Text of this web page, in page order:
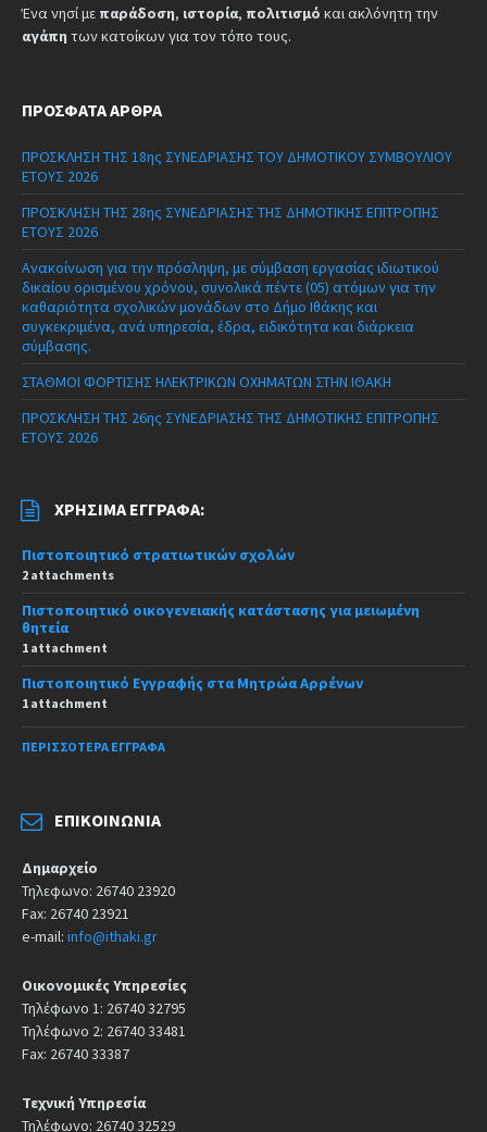
Ένα νησί με παράδοση, ιστορία, πολιτισμό και ακλόνητη την
αγάπη των κατοίκων για τον τόπο τους.
ΠΡΌΣΦΑΤΑ ΆΡΘΡΑ
ΠΡΟΣΚΛΗΣΗ ΤΗΣ 18ης ΣΥΝΕΔΡΙΑΣΗΣ ΤΟΥ ΔΗΜΟΤΙΚΟΥ ΣΥΜΒΟΥΛΙΟΥ
ΕΤΟΥΣ 2026
ΠΡΟΣΚΛΗΣΗ ΤΗΣ 28ης ΣΥΝΕΔΡΙΑΣΗΣ ΤΗΣ ΔΗΜΟΤΙΚΗΣ ΕΠΙΤΡΟΠΗΣ
ΕΤΟΥΣ 2026
Ανακοίνωση για την πρόσληψη, με σύμβαση εργασίας ιδιωτικού
δικαίου ορισμένου χρόνου, συνολικά πέντε (05) ατόμων για την
καθαριότητα σχολικών μονάδων στο Δήμο Ιθάκης και
συγκεκριμένα, ανά υπηρεσία, έδρα, ειδικότητα και διάρκεια
σύμβασης.
ΣΤΑΘΜΟΙ ΦΟΡΤΙΣΗΣ ΗΛΕΚΤΡΙΚΩΝ ΟΧΗΜΑΤΩΝ ΣΤΗΝ ΙΘΑΚΗ
ΠΡΟΣΚΛΗΣΗ ΤΗΣ 26ης ΣΥΝΕΔΡΙΑΣΗΣ ΤΗΣ ΔΗΜΟΤΙΚΗΣ ΕΠΙΤΡΟΠΗΣ
ΕΤΟΥΣ 2026
ΧΡΉΣΙΜΑ ΈΓΓΡΑΦΑ:
Πιστοποιητικό στρατιωτικών σχολών
2 attachments
Πιστοποιητικό οικογενειακής κατάστασης για μειωμένη
θητεία
1 attachment
Πιστοποιητικό Εγγραφής στα Μητρώα Αρρένων
1 attachment
ΠΕΡΙΣΣΌΤΕΡΑ ΈΓΓΡΑΦΑ
ΕΠΙΚΟΙΝΩΝΊΑ
Δημαρχείο
Τηλεφωνο: 26740 23920
Fax: 26740 23921
e-mail: info@ithaki.gr
Οικονομικές Υπηρεσίες
Τηλέφωνο 1: 26740 32795
Τηλέφωνο 2: 26740 33481
Fax: 26740 33387
Τεχνική Υπηρεσία
Τηλέφωνο: 26740 32529